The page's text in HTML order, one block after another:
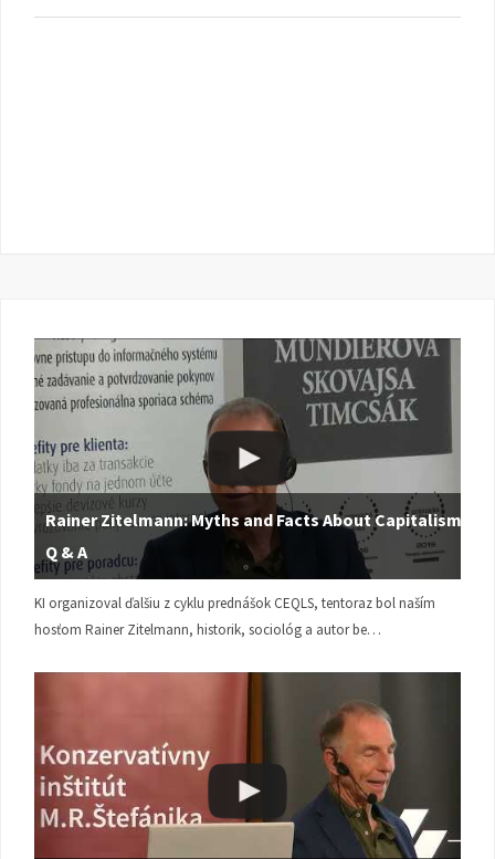
Rainer Zitelmann: Myths and Facts About Capitalism |
Q & A
KI organizoval ďalšiu z cyklu prednášok CEQLS, tentoraz bol naším
hosťom Rainer Zitelmann, historik, sociológ a autor be…